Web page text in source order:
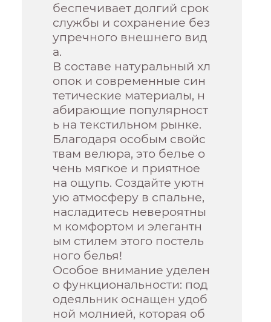
беспечивает долгий срок
службы и сохранение без
упречного внешнего вид
а.
В составе натуральный хл
опок и современные син
тетические материалы, н
абирающие популярност
ь на текстильном рынке.
Благодаря особым свойс
твам велюра, это белье о
чень мягкое и приятное
на ощупь. Создайте уютн
ую атмосферу в спальне,
насладитесь невероятны
м комфортом и элегантн
ым стилем этого постель
ного белья!
Особое внимание уделен
о функциональности: под
одеяльник оснащен удоб
ной молнией, которая об